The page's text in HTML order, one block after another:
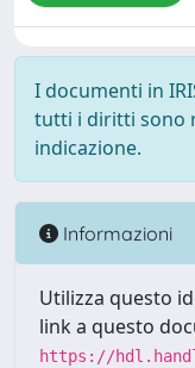
I documenti in
tutti i diritti sono
indicazione.
Informazioni
Utilizza questo
link a questo
https://